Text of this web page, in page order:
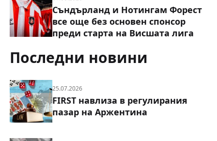
Съндърланд и Нотингам Форест
все още без основен спонсор
преди старта на Висшата лига
Последни новини
25.07.2026
FIRST навлиза в регулирания
пазар на Аржентина